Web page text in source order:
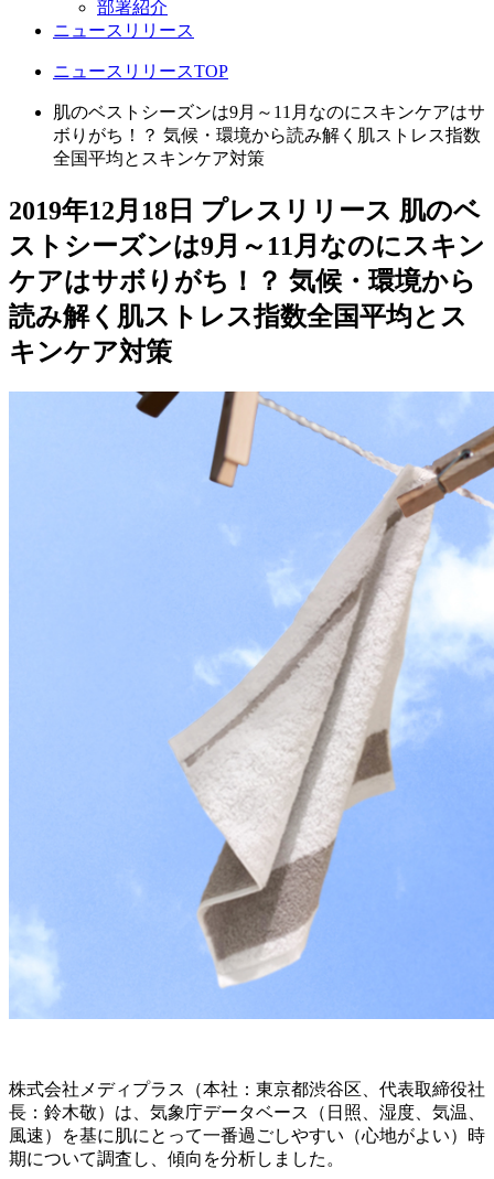
部署紹介
ニュースリリース
ニュースリリースTOP
肌のベストシーズンは9月～11月なのにスキンケアはサ
ボりがち！？ 気候・環境から読み解く肌ストレス指数
全国平均とスキンケア対策
2019年12月18日 プレスリリース 肌のベ
ストシーズンは9月～11月なのにスキン
ケアはサボりがち！？ 気候・環境から
読み解く肌ストレス指数全国平均とス
キンケア対策
株式会社メディプラス（本社：東京都渋谷区、代表取締役社
長：鈴木敬）は、気象庁データベース（日照、湿度、気温、
風速）を基に肌にとって一番過ごしやすい（心地がよい）時
期について調査し、傾向を分析しました。